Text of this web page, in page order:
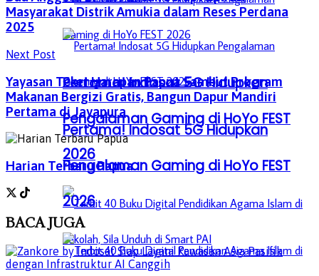
Pertama! Indosat 5G Hidupkan
Pengalaman Gaming di HoYo FEST
2026
Pertama! Indosat 5G Hidupkan
Pengalaman Gaming di HoYo FEST
2026
Masyarakat Distrik Amukia dalam Reses Perdana
2025
Next Post
Yayasan Teker Harapan Papua Sambut Program
Makanan Bergizi Gratis, Bangun Dapur Mandiri
Pertama di Jayapura
Harian Terbaru Papua
BACAJUGA